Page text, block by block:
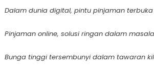
Dalam dunia digital, pintu pinjaman
Pinjaman online, solusi ringan dalam
Bunga tinggi tersembunyi dalam tawaran